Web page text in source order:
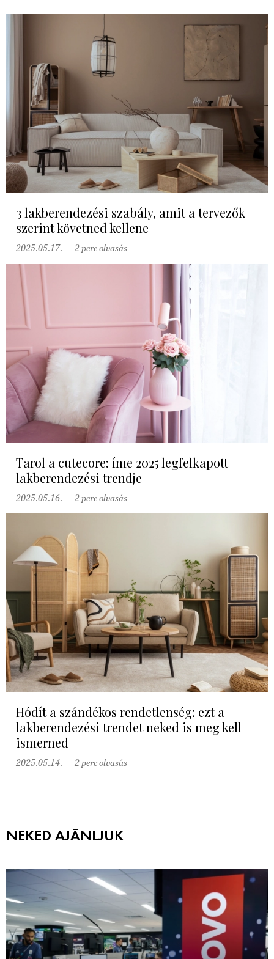
3 lakberendezési szabály, amit a tervezők
szerint követned kellene
2025.05.17. 2 perc olvasás
Tarol a cutecore: íme 2025 legfelkapott
lakberendezési trendje
2025.05.16. 2 perc olvasás
Hódít a szándékos rendetlenség: ezt a
lakberendezési trendet neked is meg kell
ismerned
2025.05.14. 2 perc olvasás
NEKED AJÁNLJUK